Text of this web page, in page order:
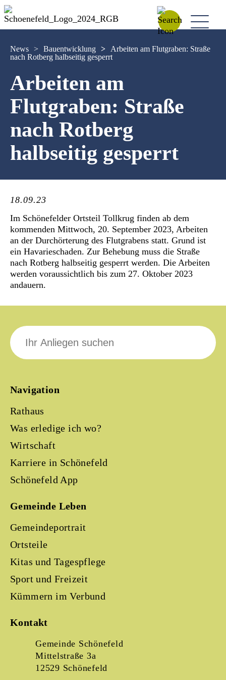
News > Bauentwicklung >
Arbeiten am Flutgraben: Straße
nach Rotberg halbseitig gesperrt
Arbeiten am
Flutgraben: Straße
nach Rotberg
halbseitig gesperrt
18.09.23
Im Schönefelder Ortsteil Tollkrug finden ab dem
kommenden Mittwoch, 20. September 2023, Arbeiten
an der Durchörterung des Flutgrabens statt. Grund ist
ein Havarieschaden. Zur Behebung muss die Straße
nach Rotberg halbseitig gesperrt werden. Die Arbeiten
werden voraussichtlich bis zum 27. Oktober 2023
andauern.
Navigation
Rathaus
Was erledige ich wo?
Wirtschaft
Karriere in Schönefeld
Schönefeld App
Gemeinde Leben
Gemeindeportrait
Ortsteile
Kitas und Tagespflege
Sport und Freizeit
Kümmern im Verbund
Kontakt
Gemeinde Schönefeld
Mittelstraße 3a
12529 Schönefeld
Suche
nach: